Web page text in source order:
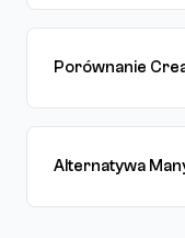
Porównanie
Alternatywa